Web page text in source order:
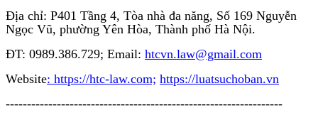
Địa chỉ: P401 Tầng 4, Tòa nhà đa năng, Số 169 Nguyễn
Ngọc Vũ, phường Yên Hòa, Thành phố Hà Nội.
ĐT: 0989.386.729; Email: htcvn.law@gmail.com
Website: https://htc-law.com; https://luatsuchoban.vn
-----------------------------------------------------------------